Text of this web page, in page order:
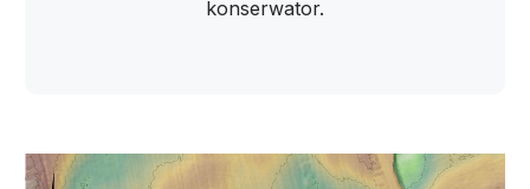
konserwator.